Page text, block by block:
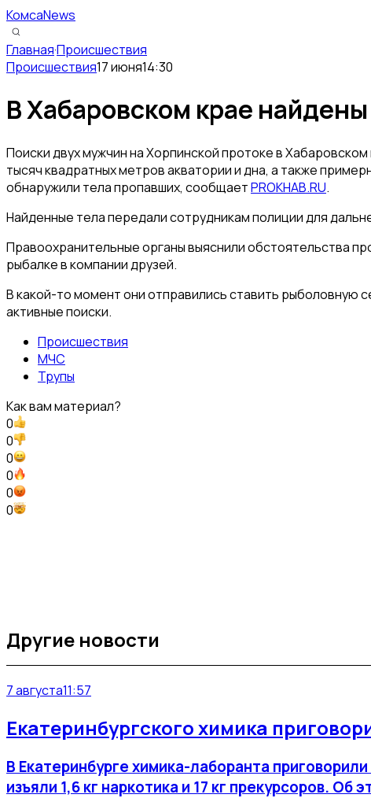
КомсаNews
Главная·Происшествия
Происшествия17 июня14:30
В Хабаровском крае
Поиски двух мужчин на Хорпинской протоке в
тысяч квадратных метров акватории и дна, а также
обнаружили тела пропавших, сообщаетPROKHAB.RU.
Найденные тела передали сотрудникам полиции для
Правоохранительные органы выяснили обстоятельства
рыбалке в компании друзей.
В какой-то момент они отправились ставить рыболовную
активные поиски.
Происшествия
МЧС
Трупы
Как вам материал?
0
0
0
0
0
0
Другие новости
7 августа11:57
Екатеринбургского химика
В Екатеринбурге химика-лаборанта
изъяли 1,6 кг наркотика и 17 кг прекурсоров.